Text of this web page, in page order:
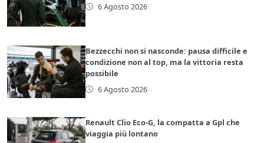
6 Agosto 2026
Bezzecchi non si nasconde: pausa difficile e
condizione non al top, ma la vittoria resta
possibile
6 Agosto 2026
Renault Clio Eco-G, la compatta a Gpl che
viaggia più lontano